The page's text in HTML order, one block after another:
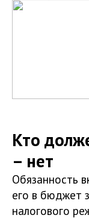
Кто
– нет
Обязанность
его в бюджет
налогового